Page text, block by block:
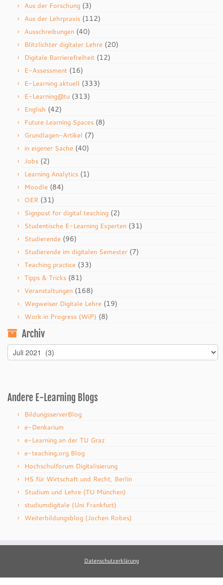
Aus der Forschung (3)
Aus der Lehrpraxis (112)
Ausschreibungen (40)
Blitzlichter digitaler Lehre (20)
Digitale Barrierefreiheit (12)
E-Assessment (16)
E-Learning aktuell (333)
E-Learning@tu (313)
English (42)
Future Learning Spaces (8)
Grundlagen-Artikel (7)
in eigener Sache (40)
Jobs (2)
Learning Analytics (1)
Moodle (84)
OER (31)
Signpost for digital teaching (2)
Studentische E-Learning Experten (31)
Studierende (96)
Studierende im digitalen Semester (7)
Teaching practice (33)
Tipps & Tricks (81)
Veranstaltungen (168)
Wegweiser Digitale Lehre (19)
Work in Progress (WiP) (8)
Archiv
Archiv
Andere E-Learning Blogs
BildungsserverBlog
e-Denkarium
e-Learning an der TU Graz
e-teaching.org Blog
Hochschulforum Digitalisierung
HS für Wirtschaft und Recht, Berlin
Studium und Lehre (TU München)
studiumdigitale (Uni Frankfurt)
Weiterbildungsblog (Jochen Robes)
Datenschutzerklärung